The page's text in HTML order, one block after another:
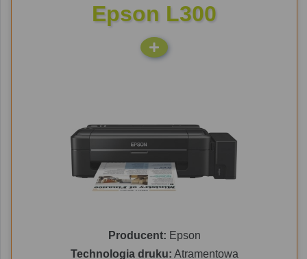
Epson L300
Producent: Epson
Technologia druku: Atramentowa